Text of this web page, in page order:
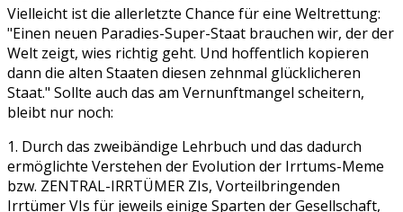
Vielleicht ist die allerletzte Chance für eine Weltrettung:
"Einen neuen Paradies-Super-Staat brauchen wir, der der
Welt zeigt, wies richtig geht. Und hoffentlich kopieren
dann die alten Staaten diesen zehnmal glücklicheren
Staat." Sollte auch das am Vernunftmangel scheitern,
bleibt nur noch:
1. Durch das zweibändige Lehrbuch und das dadurch
ermöglichte Verstehen der Evolution der Irrtums-Meme
bzw. ZENTRAL-IRRTÜMER ZIs, Vorteilbringenden
Irrtümer VIs für jeweils einige Sparten der Gesellschaft,